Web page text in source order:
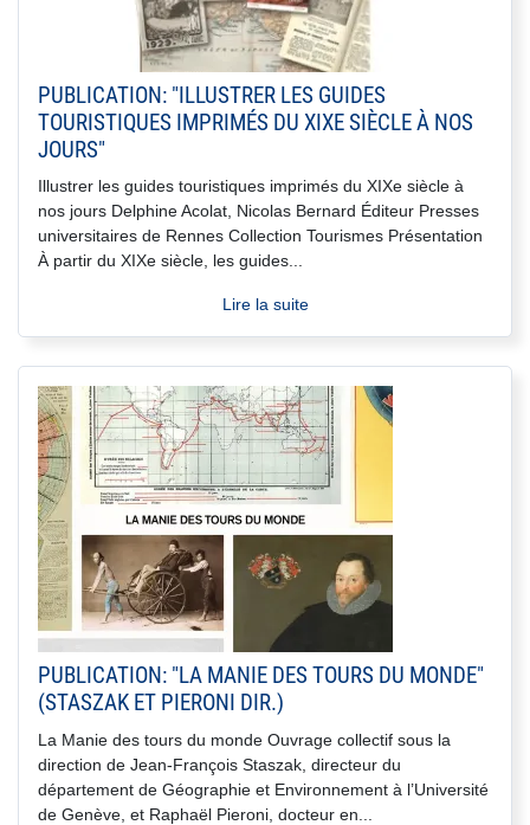
PUBLICATION: "ILLUSTRER LES GUIDES
TOURISTIQUES IMPRIMÉS DU XIXE SIÈCLE À NOS
JOURS"
Illustrer les guides touristiques imprimés du XIXe siècle à
nos jours Delphine Acolat, Nicolas Bernard Éditeur Presses
universitaires de Rennes Collection Tourismes Présentation
À partir du XIXe siècle, les guides...
Lire la suite
PUBLICATION: "LA MANIE DES TOURS DU MONDE"
(STASZAK ET PIERONI DIR.)
La Manie des tours du monde Ouvrage collectif sous la
direction de Jean-François Staszak, directeur du
département de Géographie et Environnement à l’Université
de Genève, et Raphaël Pieroni, docteur en...